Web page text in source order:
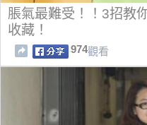
脹氣最難受！！3招教
收藏！
974觀看